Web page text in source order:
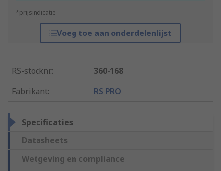
*prijsindicatie
Voeg toe aan onderdelenlijst
RS-stocknr.:
360-168
Fabrikant: RS PRO
Specificaties
Datasheets
Wetgeving en compliance